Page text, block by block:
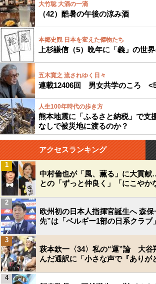
大竹聡 大酒の一滴
（42）酷暑の午後の涼み酒
本郷史観 日本を変えた傑物たち
上杉謙信（5）晩年に「義」の世
五木寛之 流されゆく日々
連載12406回 男女共学のころ
人生100年時代の歩き方
熊本地震に「ふるさと納税」で支
なしで被災地に渡るのか？
アクセスランキング
中村倫也が「風、薫る」に大貢
との「ずっと仲良く」「にこやか
1
欧州初の日本人指揮官誕生へ 森
先”は「ベルギー1部の日系クラブ
2
萩本欽一〈34〉私の“運”論 大谷
んだ通訳に「小さな声で『ありが
3
4